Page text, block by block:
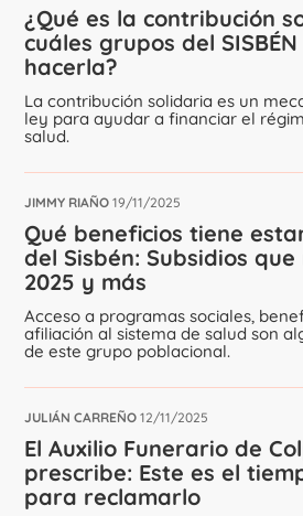
¿Qué es la contribución
cuáles grupos del
hacerla?
La contribución solidaria es un
ley para ayudar a financiar el
salud.
JIMMY RIAÑO 19/11/2025
Qué beneficios tiene
del Sisbén: Subsidios
2025 y más
Acceso a programas sociales,
afiliación al sistema de salud son
de este grupo poblacional.
JULIÁN CARREÑO 12/11/2025
El Auxilio Funerario de
prescribe: Este es el
para reclamarlo